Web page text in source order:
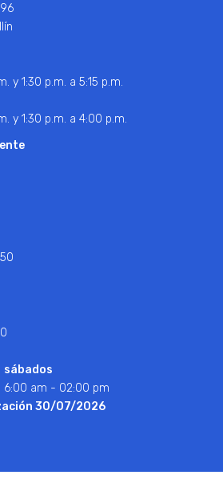
y 1:30 p.m. a 5:15 p.m.
y 1:30 p.m. a 4:00 p.m.
sábados
6:00 am - 02:00 pm
30/07/2026